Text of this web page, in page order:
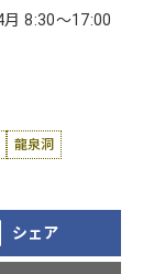
8:30～17:00
龍泉洞
シェア